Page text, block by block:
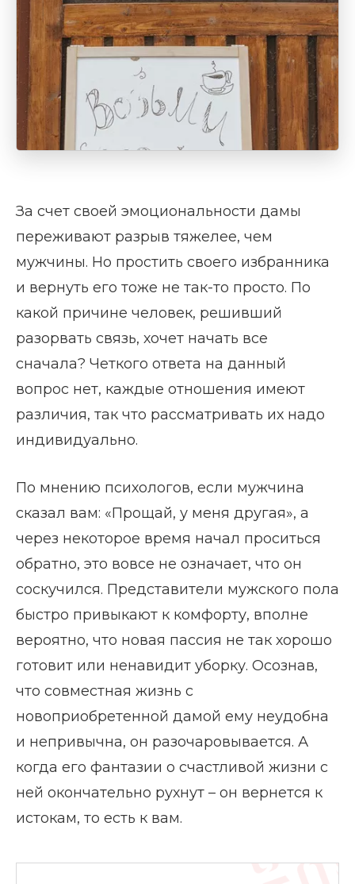
За счет своей эмоциональности дамы
переживают разрыв тяжелее, чем
мужчины. Но простить своего избранника
и вернуть его тоже не так-то просто. По
какой причине человек, решивший
разорвать связь, хочет начать все
сначала? Четкого ответа на данный
вопрос нет, каждые отношения имеют
различия, так что рассматривать их надо
индивидуально.
По мнению психологов, если мужчина
сказал вам: «Прощай, у меня другая», а
через некоторое время начал проситься
обратно, это вовсе не означает, что он
соскучился. Представители мужского пола
быстро привыкают к комфорту, вполне
вероятно, что новая пассия не так хорошо
готовит или ненавидит уборку. Осознав,
что совместная жизнь с
новоприобретенной дамой ему неудобна
и непривычна, он разочаровывается. А
когда его фантазии о счастливой жизни с
ней окончательно рухнут – он вернется к
истокам, то есть к вам.